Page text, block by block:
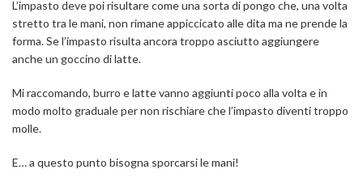
L’impasto deve poi risultare come una sorta di pongo che, una volta
stretto tra le mani, non rimane appiccicato alle dita ma ne prende la
forma. Se l’impasto risulta ancora troppo asciutto aggiungere
anche un goccino di latte.
Mi raccomando, burro e latte vanno aggiunti poco alla volta e in
modo molto graduale per non rischiare che l’impasto diventi troppo
molle.
E… a questo punto bisogna sporcarsi le mani!